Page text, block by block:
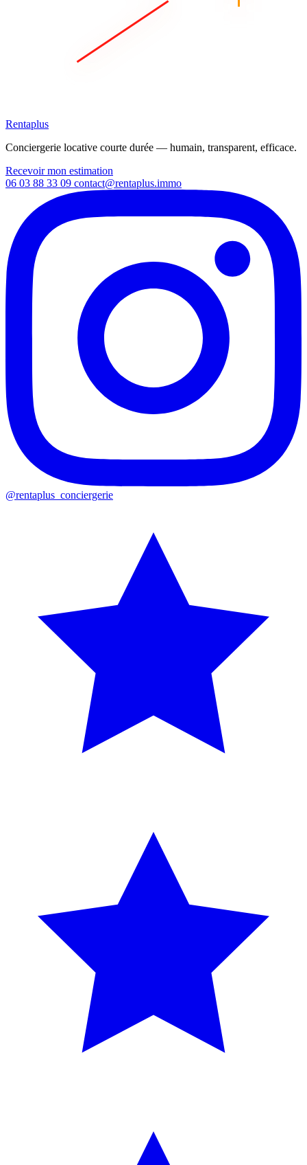
Rentaplus
Conciergerie locative courte durée — humain, transparent, efficace.
Recevoir mon estimation
06 03 88 33 09 contact@rentaplus.immo
@rentaplus_conciergerie